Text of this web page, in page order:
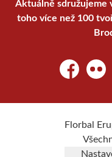
Aktuálně sdružujeme
toho více než 100
FacebookFlickr
Florbal